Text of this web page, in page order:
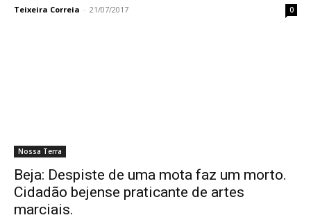
Teixeira Correia - 21/07/2017 0
Nossa Terra
Beja: Despiste de uma mota faz um morto.
Cidadão bejense praticante de artes
marciais.